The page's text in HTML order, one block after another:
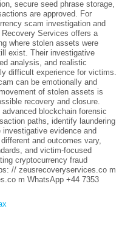
secure seed phrase storage,
are approved. For
scam investigation and
Services offers a
where stolen assets were
exist. Their investigative
analysis, and realistic
difficult experience for victims.
can be emotionally and
of stolen assets is
recovery and closure.
blockchain forensic
paths, identify laundering
evidence and
and outcomes vary,
and victim-focused
cryptocurrency fraud
// zeusrecoveryservices.co m
m WhatsApp +44 7353